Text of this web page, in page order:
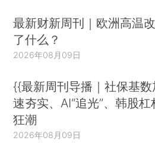
最新财新周刊｜欧洲高温
了什么？
2026年08月09日
{{最新周刊导播｜社保基数
速夯实、AI“追光”、韩股杠
狂潮
2026年08月09日